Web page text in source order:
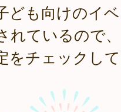
ども向けのイ
れているので
をチェックし